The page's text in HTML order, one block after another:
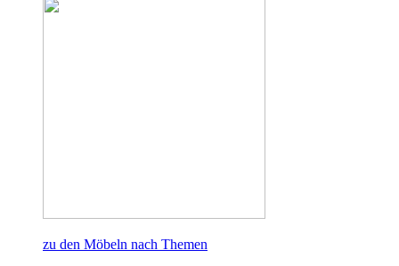
zu den Möbeln nach Themen